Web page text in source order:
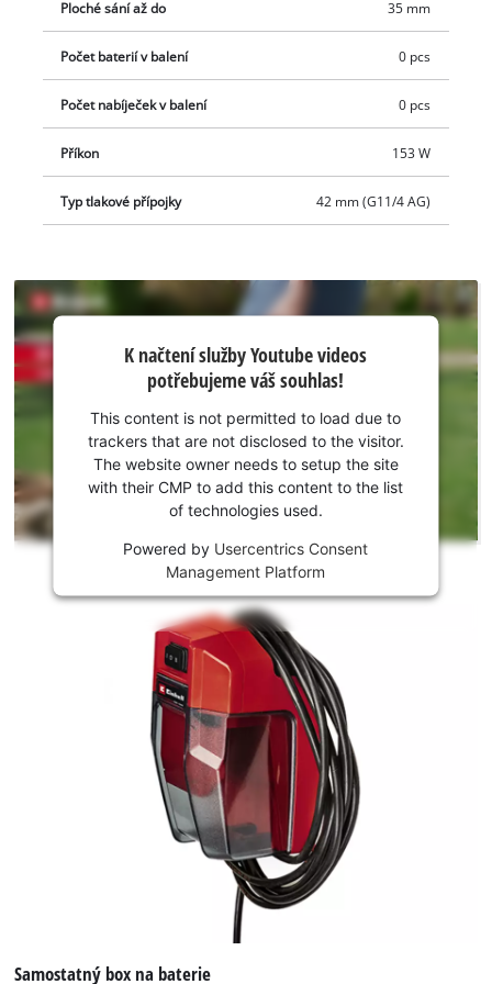
Ploché sání až do 35 mm
Počet baterií v balení 0 pcs
Počet nabíječek v balení 0 pcs
Příkon 153 W
Typ tlakové přípojky 42 mm (G11/4 AG)
K načtení
služby
Youtube
potřebujeme
váš souhlas!
This
content
is
not
K načtení služby Youtube videos
potřebujeme váš souhlas!
This content is not permitted to load due to
trackers that are not disclosed to the visitor.
The website owner needs to setup the site
with their CMP to add this content to the list
of technologies used.
Powered by Usercentrics Consent
Management Platform
Samostatný box na baterie